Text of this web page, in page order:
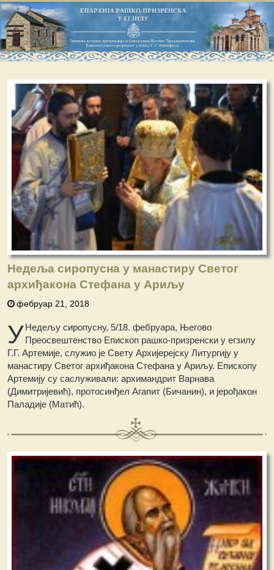
Недеља сиропусна у манастиру Светог
архиђакона Стефана у Ариљу
фебруар 21, 2018
УНедељу сиропусну, 5/18. фебруара, Његово
Преосвештенство Епископ рашко-призренски у егзилу
Г.Г. Артемије, служио је Свету Архијерејску Литургију у
манастиру Светог архиђакона Стефана у Ариљу. Епископу
Артемију су саслуживали: архимандрит Варнава
(Димитријевић), протосинђел Агапит (Бичанин), и јерођакон
Паладије (Матић).